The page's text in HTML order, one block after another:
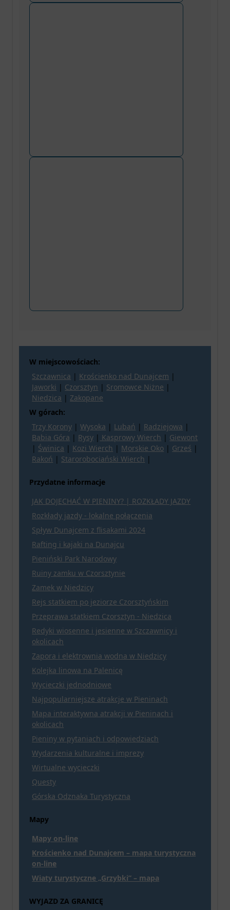
W miejscowościach:
Szczawnica | Krościenko nad Dunajcem |
Jaworki | Czorsztyn | Sromowce Niżne |
Niedzica | Zakopane
W górach:
Trzy Korony |Wysoka | Lubań | Radziejowa |
Babia Góra | Rysy | Kasprowy Wierch | Giewont
| Świnica | Kozi Wierch | Morskie Oko | Grześ |
Rakoń | Starorobociański Wierch |
Przydatne informacje
JAK DOJECHAĆ W PIENINY? | ROZKŁADY JAZDY
Rozkłady jazdy - lokalne połączenia
Spływ Dunajcem z flisakami 2024
Rafting i kajaki na Dunajcu
Pieniński Park Narodowy
Ruiny zamku w Czorsztynie
Zamek w Niedzicy
Rejs statkiem po jeziorze Czorsztyńskim
Przeprawa statkiem Czorsztyn - Niedzica
Redyki wiosenne i jesienne w Szczawnicy i
okolicach
Zapora i elektrownia wodna w Niedzicy
Kolejka linowa na Palenicę
Wycieczki jednodniowe
Najpopularniejsze atrakcje w Pieninach
Mapa interaktywna atrakcji w Pieninach i
okolicach
Pieniny w pytaniach i odpowiedziach
Wydarzenia kulturalne i imprezy
Wirtualne wycieczki
Questy
Górska Odznaka Turystyczna
Mapy
Mapy on-line
Krościenko nad Dunajcem – mapa turystyczna
on-line
Wiaty turystyczne „Grzybki” – mapa
WYJAZD ZA GRANICĘ